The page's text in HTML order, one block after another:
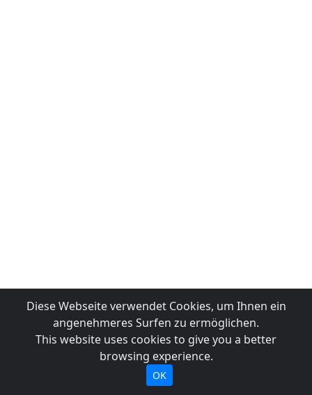
Diese Webseite verwendet Cookies, um Ihnen ein
angenehmeres Surfen zu ermöglichen.
This website uses cookies to give you a better
browsing experience.
OK